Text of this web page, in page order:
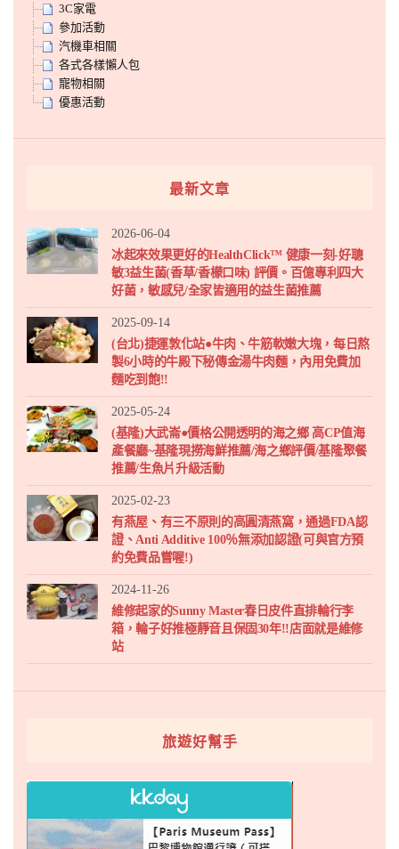
3C家電
參加活動
汽機車相關
各式各樣懶人包
寵物相關
優惠活動
最新文章
2026-06-04
冰起來效果更好的HealthClick™ 健康一刻-好聰
敏3益生菌(香草/香檬口味) 評價。百億專利四大
好菌，敏感兒/全家皆適用的益生菌推薦
2025-09-14
(台北)捷運敦化站●牛肉、牛筋軟嫩大塊，每日熬
製6小時的牛殿下秘傳金湯牛肉麵，內用免費加
麵吃到飽!!
2025-05-24
(基隆)大武崙●價格公開透明的海之鄉 高CP值海
產餐廳~基隆現撈海鮮推薦/海之鄉評價/基隆聚餐
推薦/生魚片升級活動
2025-02-23
有燕屋、有三不原則的高圓清燕窩，通過FDA認
證、Anti Additive 100％無添加認證(可與官方預
約免費品嘗喔!)
2024-11-26
維修起家的Sunny Master春日皮件直排輪行李
箱，輪子好推極靜音且保固30年!!店面就是維修
站
旅遊好幫手